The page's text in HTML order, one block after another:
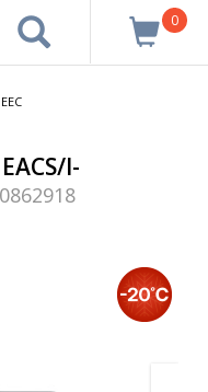
0
I-